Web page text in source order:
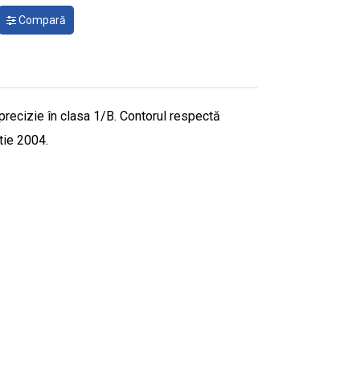
Compară
în clasa 1/B. Contorul respectă
2004.